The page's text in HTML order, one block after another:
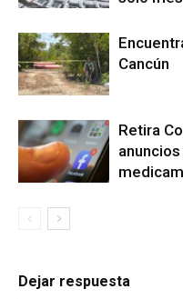
Cancún
Retira
Dejar respuesta